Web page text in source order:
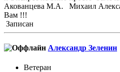
Акованцева М.А. Михаил
Вам !!!
Записан
Александр Зеленин
Ветеран